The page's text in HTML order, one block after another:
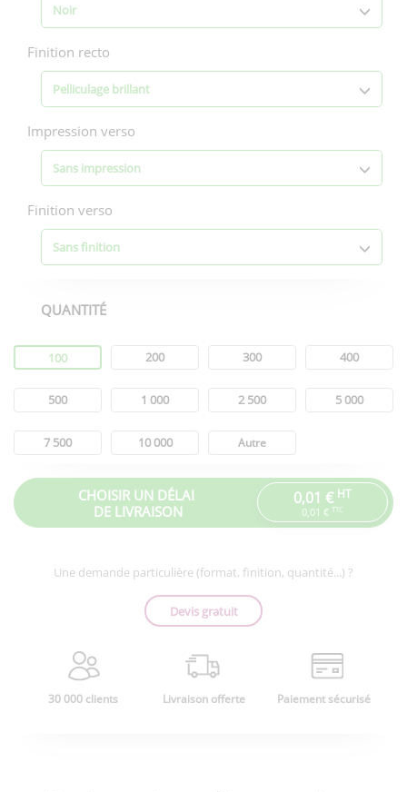
0,01 € HT
0,01 € TTC
Noir
Finition recto
Pelliculage brillant
Impression verso
Sans impression
Finition verso
Sans finition
Quantité
QUANTITÉ
100 200 300 400
500 1 000 2 500 5 000
7 500 10 000 Autre
CHOISIR UN DÉLAI
DE LIVRAISON
Une demande particulière (format, finition, quantité...) ?
Devis gratuit
30 000 clients Livraison offerte Paiement sécurisé